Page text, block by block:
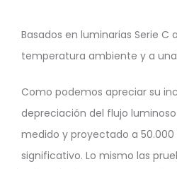
Basados en luminarias Serie C
temperatura ambiente y a
Como podemos apreciar su
depreciación del flujo
medido y proyectado a 50.000
significativo. Lo mismo las